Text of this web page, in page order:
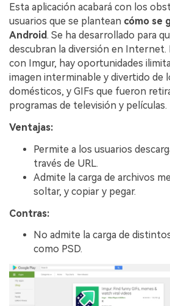
Esta aplicación acabará con los
usuarios que se plantean cómo se
Android. Se ha desarrollado para
descubran la diversión en Internet.
con Imgur, hay oportunidades
imagen interminable y divertido de
domésticos, y GIFs que fueron
programas de televisión y películas.
Ventajas:
Permite a los usuarios
través de URL.
Admite la carga de archivos
soltar, y copiar y pegar.
Contras:
No admite la carga de
como PSD.